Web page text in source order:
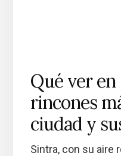
Qué ver
rincones
ciudad y
Sintra, con su aire